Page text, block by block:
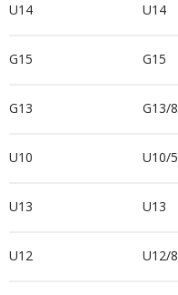
U14 U14
G15 G15
G13 G13/8
U10 U10/5
U13 U13
U12 U12/8